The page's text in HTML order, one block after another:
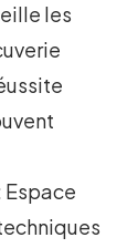
les
Espace